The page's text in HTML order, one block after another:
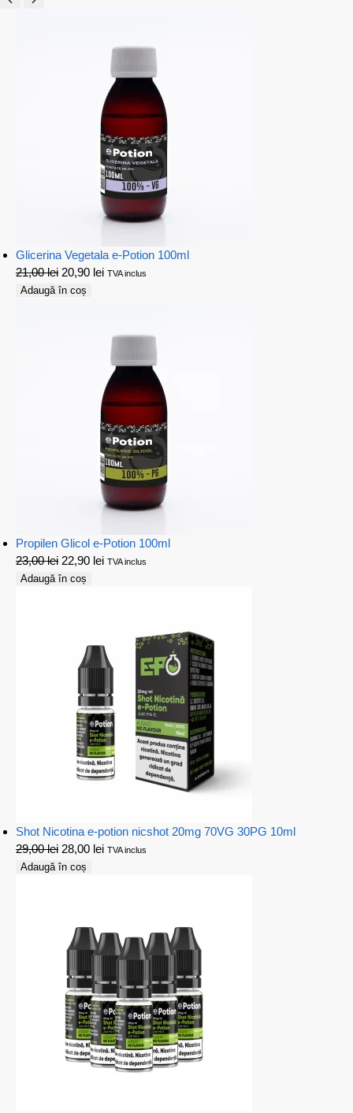
Glicerina Vegetala e-Potion 100ml
21,00lei 20,90 lei TVA inclus
Adaugă în coș
Propilen Glicol e-Potion 100ml
23,00lei 22,90 lei TVA inclus
Adaugă în coș
Shot Nicotina e-potion nicshot 20mg 70VG 30PG 10ml
29,00lei 28,00 lei TVA inclus
Adaugă în coș